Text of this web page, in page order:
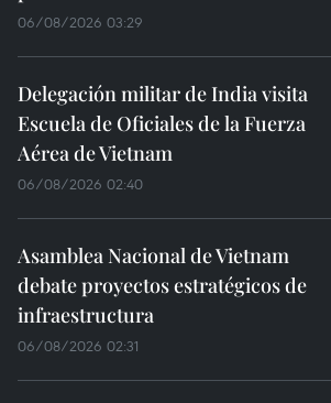
06/08/2026 03:29
Delegación militar de India visita
Escuela de Oficiales de la Fuerza
Aérea de Vietnam
06/08/2026 02:40
Asamblea Nacional de Vietnam
debate proyectos estratégicos de
infraestructura
06/08/2026 02:31